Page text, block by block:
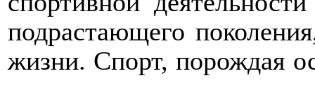
подрастающего
жизни. Спорт, порождая